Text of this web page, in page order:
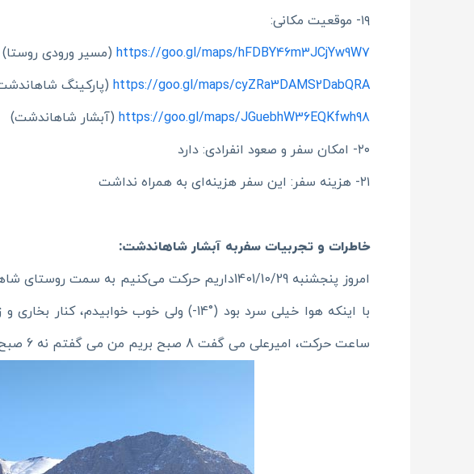
۱۹- موقعیت مکانی:
https://goo.gl/maps/hFDBY46m3JCjYw9W7 (مسیر ورودی روستا)
https://goo.gl/maps/cyZRa3DAMS2DabQRA (پارکینگ
https://goo.gl/maps/JGuebhW36EQKfwh98 (آبشار شاهاندشت)
۲۰- امکان سفر و صعود انفرادی: دارد
۲۱- هزینه سفر: این سفر هزینه‌ای به همراه نداشت
خاطرات و تجربیات سفربه آبشار شاهاندشت:
امروز پنجشنبه 1401/10/29داریم حرکت
با اینکه هوا خیلی سرد بود (°14-) ولی
ساعت حرکت، امیرعلی می گفت 8 صبح بریم من می گفتم نه 6 صبح بریم، آخرش نه حرف اون شد نه حرف من، 11 صبح حرکت کردیم!!